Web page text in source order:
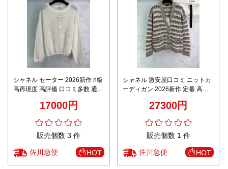
シャネル セーター 2026新作 n級
高再現度 高評価 口コミ多数 通気
安心サイト 数量限定入荷
17000円
販売個数 3 件
佐川急便 HOT
シャネル 激安屋口コミ ニットカ
ーディガン 2026新作 定番 高再
肌触り良好 安心サイト
27300円
販売個数 1 件
佐川急便 HOT